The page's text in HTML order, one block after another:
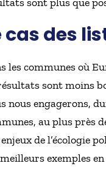
cas des
les communes où
sont moins
nous engagerons,
au plus près
de l’écologie
exemples